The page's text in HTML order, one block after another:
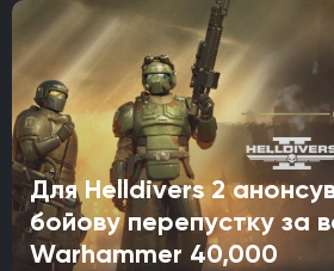
Для Helldivers 2
бойову перепустку за
Warhammer 40,000